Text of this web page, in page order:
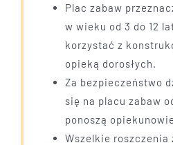
Plac zabaw
w wieku od 3 do 12
korzystać z
opieką dorosłych.
Za bezpieczeństwo
się na placu zabaw
ponoszą
Wszelkie roszczenia